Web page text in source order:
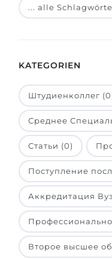
BERATUNG!
Anderes Land
... alle
KATEGORIEN
Штудиенколлег
Среднее
Статьи (0)
Поступление
Аккредитация
Второе высшее